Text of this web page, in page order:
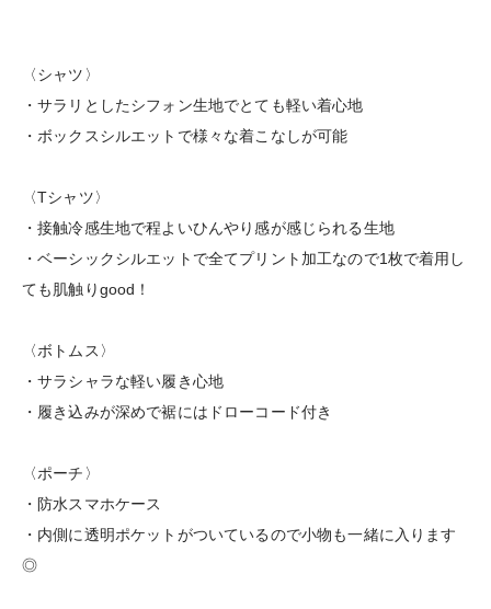
〈シャツ〉
・サラリとしたシフォン生地でとても軽い着心地
・ボックスシルエットで様々な着こなしが可能
〈Tシャツ〉
・接触冷感生地で程よいひんやり感が感じられる生地
・ベーシックシルエットで全てプリント加工なので1枚で着用し
ても肌触りgood！
〈ボトムス〉
・サラシャラな軽い履き心地
・履き込みが深めで裾にはドローコード付き
〈ポーチ〉
・防水スマホケース
・内側に透明ポケットがついているので小物も一緒に入ります
◎